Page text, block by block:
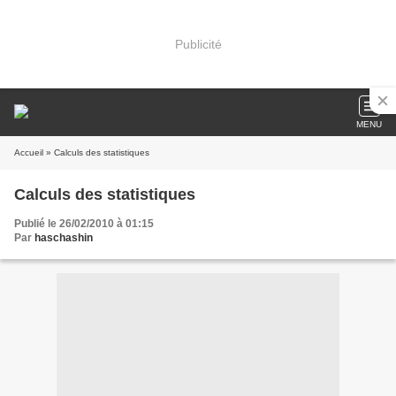
Publicité
MENU
Accueil » Calculs des statistiques
Calculs des statistiques
Publié le 26/02/2010 à 01:15
Par haschashin